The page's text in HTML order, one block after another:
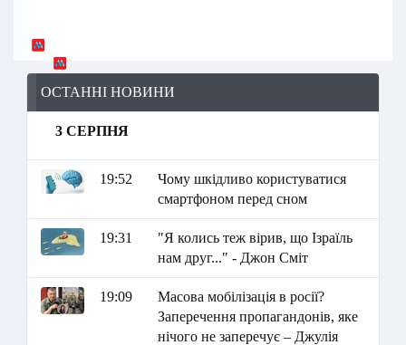
ОСТАННІ НОВИНИ
3 СЕРПНЯ
19:52
Чому шкідливо користуватися
смартфоном перед сном
19:31
"Я колись теж вірив, що Ізраїль
нам друг..." - Джон Сміт
19:09
Масова мобілізація в росії?
Заперечення пропагандонів, яке
нічого не заперечує – Джулія